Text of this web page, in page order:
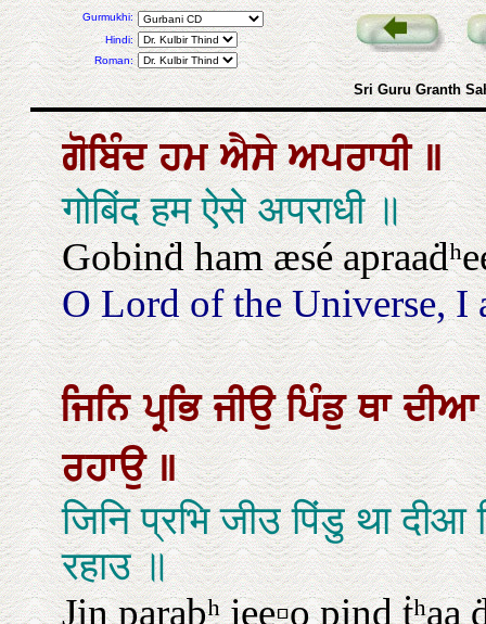
Gurmukhi:
Hindi:
Roman:
Sri Guru Granth
ਗੋਬਿੰਦਹਮਐਸੇਅਪਰਾਧੀ॥
गोबिंद हम ऐसे अपराधी ॥
Gobinḋ ham æsé
O Lord of the Universe, I
ਜਿਨਿਪ੍ਰਭਿਜੀਉਪਿੰਡੁਥਾ
ਰਹਾਉ॥
जिनि प्रभि जीउ पिंडु था
रहाउ ॥
Jin parabʰ jee▫o pind ṫʰaa